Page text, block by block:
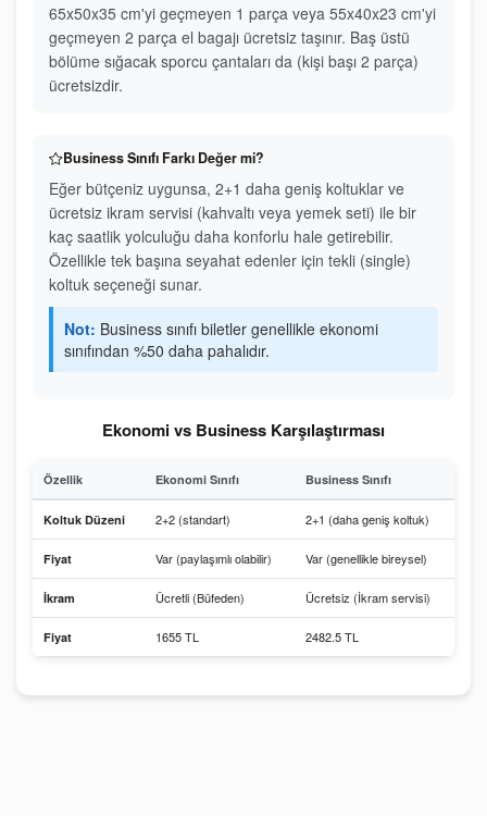
65x50x35 cm'yi geçmeyen 1 parça veya 55x40x23 cm'yi
geçmeyen 2 parça el bagajı ücretsiz taşınır. Baş üstü
bölüme sığacak sporcu çantaları da (kişi başı 2 parça)
ücretsizdir.
Business Sınıfı Farkı Değer mi?
Eğer bütçeniz uygunsa, 2+1 daha geniş koltuklar ve
ücretsiz ikram servisi (kahvaltı veya yemek seti) ile bir
kaç saatlik yolculuğu daha konforlu hale getirebilir.
Özellikle tek başına seyahat edenler için tekli (single)
koltuk seçeneği sunar.
Not: Business sınıfı biletler genellikle ekonomi
sınıfından %50 daha pahalıdır.
Ekonomi vs Business Karşılaştırması
Özellik Ekonomi Sınıfı Business Sınıfı
Koltuk Düzeni 2+2 (standart) 2+1 (daha geniş koltuk)
Fiyat Var (paylaşımlı olabilir) Var (genellikle bireysel)
İkram Ücretli (Büfeden) Ücretsiz (İkram servisi)
Fiyat 1655 TL 2482.5 TL